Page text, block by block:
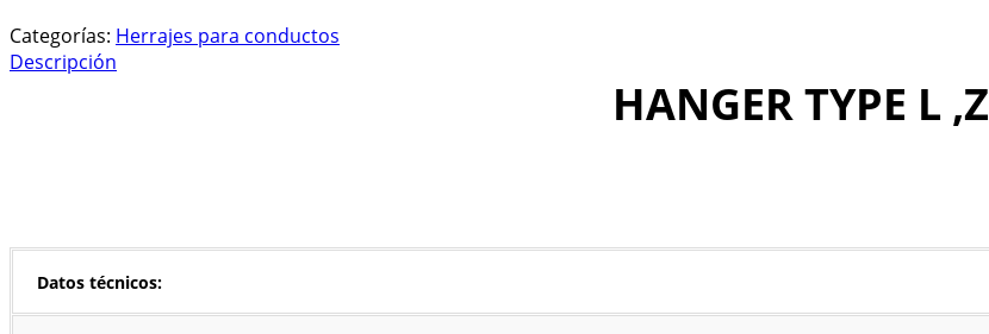
Categorías: Herrajes para conductos
Descripción
HANGER TYPE L ,Z
Datos técnicos: